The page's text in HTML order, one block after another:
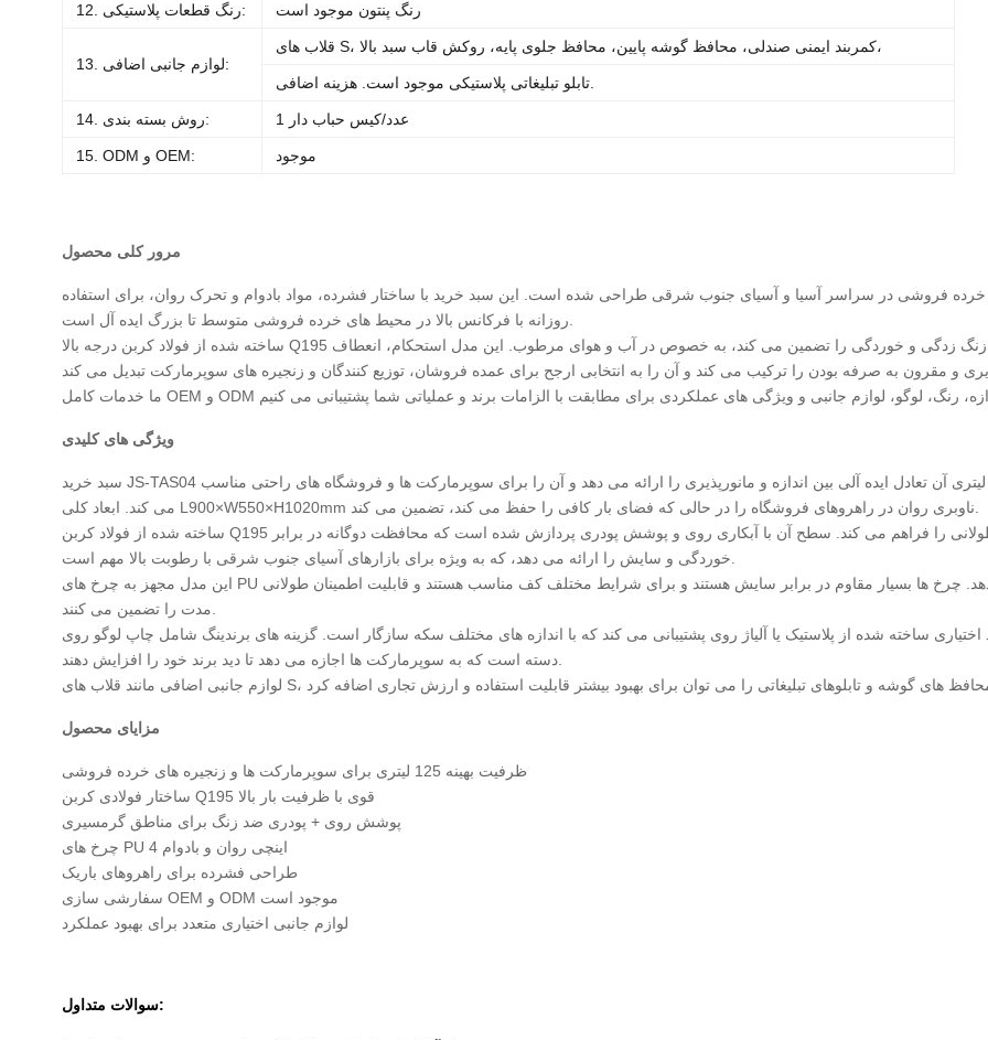
12. رنگ قطعات پلاستیکی: رنگ پنتون موجود است
13. لوازم جانبی اضافی:
قلاب های S، کمربند ایمنی صندلی، محافظ گوشه پایین، محافظ جلوی پایه، روکش قاب سبد بالا،
14. روش بسته بندی: 1 عدد/کیس حباب دار
15. ODM و OEM: موجود
مرور کلی محصول
و فروشگاه های خرده فروشی در سراسر آسیا و آسیای جنوب شرقی طراحی شده است. این سبد خرید با ساختار فشرده، مواد بادوام و تحرک روان، برای استفاده
ساخته شده از فولاد کربن درجه بالا Q195 و با آبکاری روی به علاوه پوشش پودری، مقاومت عالی در برابر زنگ زدگی و خوردگی را تضمین می کند، به خصوص در آب و هوای مرطوب. این مدل استحکام، انعطاف
ویژگی های کلیدی
سبد خرید JS-TAS04 با دوام و راحتی کاربر در هسته خود ساخته شده است. ظرفیت 125 لیتری آن تعادل ایده آلی بین اندازه و مانورپذیری را ارائه می دهد و آن را برای سوپرمارکت ها و فروشگاه های راحتی مناسب
ساخته شده از فولاد کربن Q195 با کیفیت بالا، قاب سبد خرید استحکام ساختاری عالی و عمر طولانی را فراهم می کند. سطح آن با آبکاری روی و پوشش پودری پردازش شده است که محافظت دوگانه در برابر
این مدل مجهز به چرخ های PU محور تکی 4 اینچی، حرکتی روان، بی صدا و پایدار را ارائه می دهد. چرخ ها بسیار مقاوم در برابر سایش هستند و برای شرایط مختلف کف مناسب هستند و قابلیت اطمینان طولانی
ساخته شده از پلاستیک یا آلیاژ روی پشتیبانی می کند که با اندازه های مختلف سکه سازگار است. گزینه های برندینگ شامل چاپ لوگو روی
مزایای محصول
ظرفیت بهینه 125 لیتری برای سوپرمارکت ها و زنجیره های خرده فروشی
ساختار فولادی کربن Q195 قوی با ظرفیت بار بالا
پوشش روی + پودری ضد زنگ برای مناطق گرمسیری
چرخ های PU 4 اینچی روان و بادوام
طراحی فشرده برای راهروهای باریک
سفارشی سازی OEM و ODM موجود است
لوازم جانبی اختیاری متعدد برای بهبود عملکرد
سوالات متداول: